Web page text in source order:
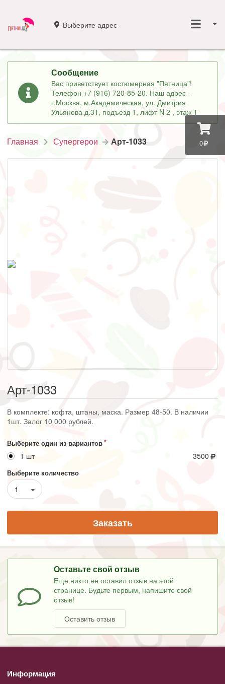
0
Выберите адрес
Сообщение
Вас приветствует костюмерная "Пятница"!
Телефон +7 (916) 720-85-20. Наш адрес -
г.Москва, м.Академическая, ул. Дмитрия
Ульянова д.31, подъезд 1, лифт N 2 , этаж Т
Главная Супергерои Арт-1033
Арт-1033
В комплекте: кофта, штаны, маска. Размер 48-50. В наличии
1шт. Залог 10 000 рублей.
Выберите один из вариантов
1 шт 3500
Выберите количество
1
Заказать
Оставьте свой отзыв
Еще никто не оставил отзыв на этой
странице. Будьте первым, напишите свой
отзыв!
Оставить отзыв
Информация